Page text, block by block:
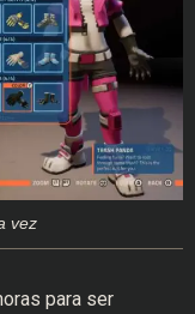
vez
para ser